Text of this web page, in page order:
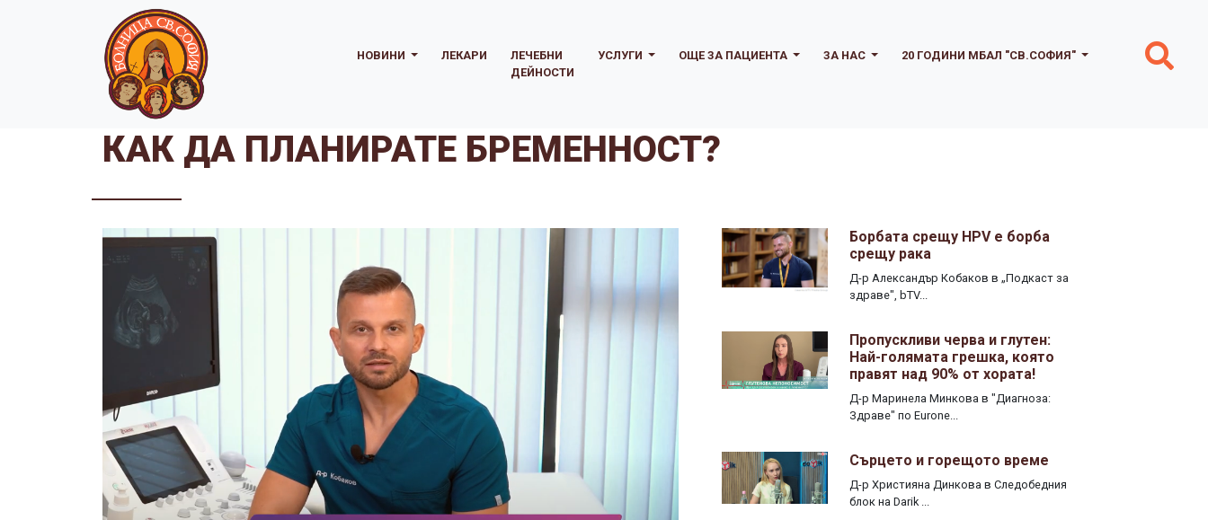
НОВИНИ ЛЕКАРИ
ЛЕЧЕБНИ
ДЕЙНОСТИ
УСЛУГИ ОЩЕ ЗА ПАЦИЕНТА ЗА НАС 20 ГОДИНИ МБАЛ "СВ.СОФИЯ"
КАК ДА ПЛАНИРАТЕ БРЕМЕННОСТ?
Борбата срещу HPV е борба
срещу рака
Д-р Александър Кобаков в „Подкаст за
здраве", bTV...
Пропускливи черва и глутен:
Най-голямата грешка, която
правят над 90% от хората!
Д-р Маринела Минкова в "Диагноза:
Здраве" по Eurone...
Сърцето и горещото време
Д-р Християна Динкова в Следобедния
блок на Darik ...